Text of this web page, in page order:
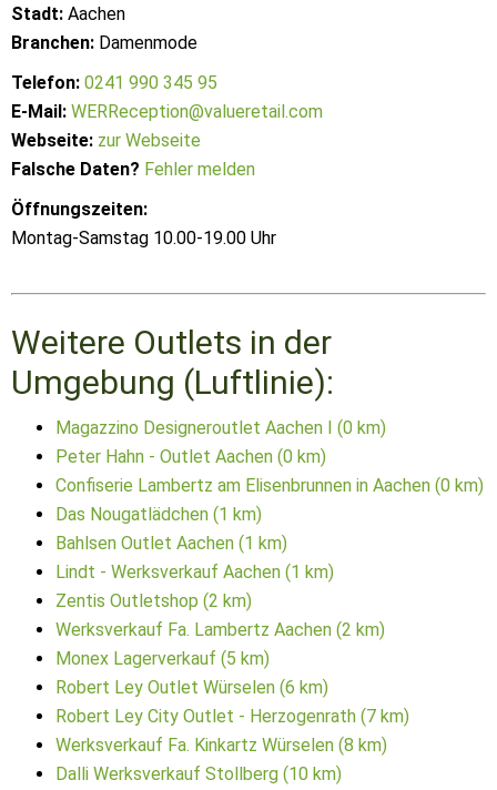
Stadt: Aachen
Branchen: Damenmode
Telefon: 0241 990 345 95
E-Mail: WERReception@valueretail.com
Webseite: zur Webseite
Falsche Daten? Fehler melden
Öffnungszeiten:
Montag-Samstag 10.00-19.00 Uhr
Weitere Outlets in der
Umgebung (Luftlinie):
Magazzino Designeroutlet Aachen I (0 km)
Peter Hahn - Outlet Aachen (0 km)
Confiserie Lambertz am Elisenbrunnen in Aachen (0 km)
Das Nougatlädchen (1 km)
Bahlsen Outlet Aachen (1 km)
Lindt - Werksverkauf Aachen (1 km)
Zentis Outletshop (2 km)
Werksverkauf Fa. Lambertz Aachen (2 km)
Monex Lagerverkauf (5 km)
Robert Ley Outlet Würselen (6 km)
Robert Ley City Outlet - Herzogenrath (7 km)
Werksverkauf Fa. Kinkartz Würselen (8 km)
Dalli Werksverkauf Stollberg (10 km)